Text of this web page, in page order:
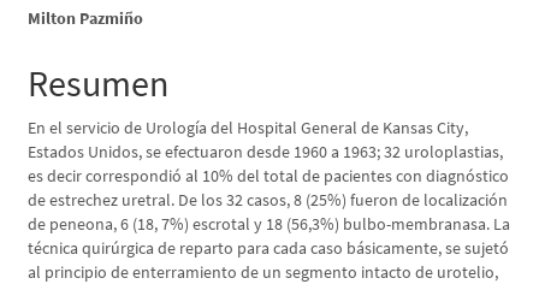
Contenido
principal
del
artículo
Milton Pazmiño
Resumen
En el servicio de Urología del Hospital General de Kansas City,
Estados Unidos, se efectuaron desde 1960 a 1963; 32 uroloplastias,
es decir correspondió al 10% del total de pacientes con diagnóstico
de estrechez uretral. De los 32 casos, 8 (25%) fueron de localización
de peneona, 6 (18, 7%) escrotal y 18 (56,3%) bulbo-membranasa. La
técnica quirúrgica de reparto para cada caso básicamente, se sujetó
al principio de enterramiento de un segmento intacto de urotelio,